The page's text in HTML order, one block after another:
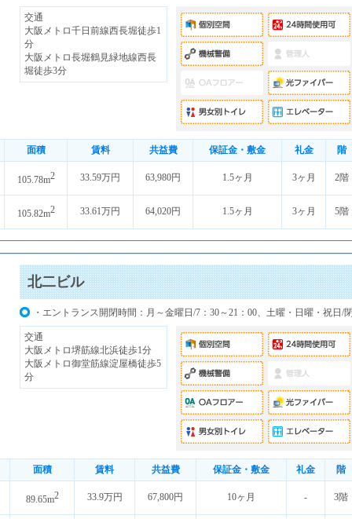
交通
大阪メトロ千日前線西長堀徒歩1
分
大阪メトロ長堀鶴見緑地線西長
堀徒歩3分
面積 賃料 共益費 保証金・敷金 礼金 階
105.78m2 33.59万円 63,980円 1.5ヶ月 3ヶ月 2階
105.82m2 33.61万円 64,020円 1.5ヶ月 3ヶ月 5階
北二ビル
・エントランス開閉時間：月～金曜日/7：30～21：00、土曜・日曜・祝日/
交通
大阪メトロ堺筋線北浜徒歩1分
大阪メトロ御堂筋線淀屋橋徒歩5
分
面積 賃料 共益費 保証金・敷金 礼金 階
89.65m2 33.9万円 67,800円 10ヶ月 - 3階